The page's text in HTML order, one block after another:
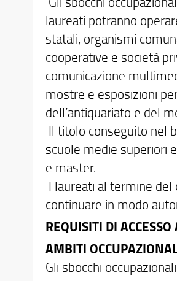
laureati potranno
statali, organismi
cooperative e società
comunicazione
mostre e esposizioni
dell’antiquariato e del
Il titolo conseguito nel
scuole medie superiori
e master.
I laureati al termine del
continuare in modo
REQUISITI DI
AMBITI
Gli sbocchi